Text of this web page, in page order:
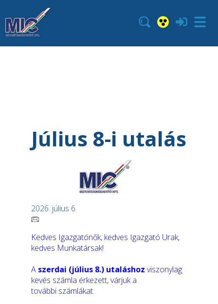
Július 8-i utalás
2026. július 6.
Kedves Igazgatónők, kedves Igazgató Urak,
kedves Munkatársak!
A szerdai (július 8.) utaláshoz viszonylag
kevés számla érkezett, várjuk a
további számlákat.